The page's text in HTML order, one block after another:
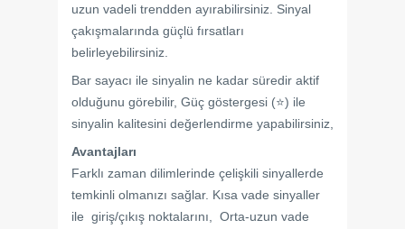
uzun vadeli trendden ayırabilirsiniz. Sinyal
çakışmalarında güçlü fırsatları
belirleyebilirsiniz.
Bar sayacı ile sinyalin ne kadar süredir aktif
olduğunu görebilir, Güç göstergesi (⭐) ile
sinyalin kalitesini değerlendirme yapabilirsiniz,
Avantajları
Farklı zaman dilimlerinde çelişkili sinyallerde
temkinli olmanızı sağlar. Kısa vade sinyaller
ile giriş/çıkış noktalarını, Orta-uzun vade